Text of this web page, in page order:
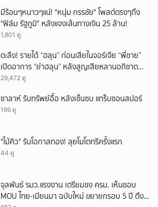
มีร้อนๆหนาวๆแน่! "หนุ่ม กรรชัย" โพสต์ตรงๆถึง
"ฟิล์ม รัฐภูมิ" หลังแจงเส้นทางเงิน 25 ล้าน!
1,801 ดู
ตะลึง! รายได้ “ฮลุน” ก่อนเสียในจอร์เจีย “พี่ชาย”
เปิดอาการ “ย่าฮลุน” หลังสูญเสียหลานอภิชาต
บุตร!
29,472 ดู
ซาลาห์ รับทรัพย์อื้อ หลังเซ็นซบ แทร็บซอนสปอร์
199 ดู
"ไม้คิว" รับโอกาสทอง! ลุยโมโตทรีครั้งแรก
44 ดู
จุลพันธ์ รมว.แรงงาน เตรียมชง ครม. เห็นชอบ
MOU ไทย-เมียนมา ฉบับใหม่ ขยายกรอบ 5 ปี ดึง